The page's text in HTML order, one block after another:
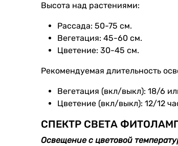
Высота над растениями:
Рассада: 50-75 см.
Вегетация: 45-60 см.
Цветение: 30-45 см.
Рекомендуемая длительность
Вегетация (вкл/выкл): 18/6
Цветение (вкл/выкл): 12/12
СПЕКТР СВЕТА
Освещение с цветовой